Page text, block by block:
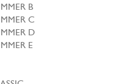
B
C
D
E